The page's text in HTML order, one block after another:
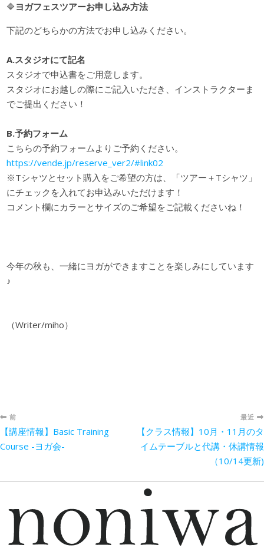
🔷 ヨガフェスツアーお申し込み方法
下記のどちらかの方法でお申し込みください。
A.スタジオにて記名
スタジオで申込書をご用意します。
スタジオにお越しの際にご記入いただき、インストラクターま
でご提出ください！
B.予約フォーム
こちらの予約フォームよりご予約ください。
https://vende.jp/reserve_ver2/#link02
※Tシャツとセット購入をご希望の方は、「ツアー＋Tシャツ」
にチェックを入れてお申込みいただけます！
コメント欄にカラーとサイズのご希望をご記載くださいね！
今年の秋も、一緒にヨガができますことを楽しみにしています
♪
（Writer/miho）
前
【講座情報】Basic Training
Course -ヨガ会-
最近
【クラス情報】10月・11月のタ
イムテーブルと代講・休講情報
（10/14更新)